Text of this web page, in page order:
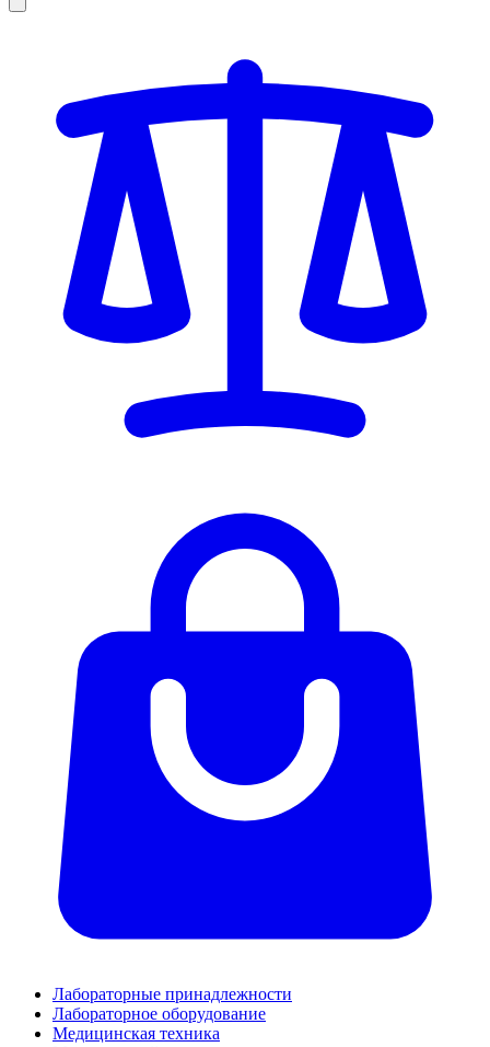
Лабораторные принадлежности
Лабораторное оборудование
Медицинская техника